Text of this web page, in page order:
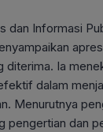
dan Informasi
diterima. Ia
dalam
Menurutnya
pengertian dan